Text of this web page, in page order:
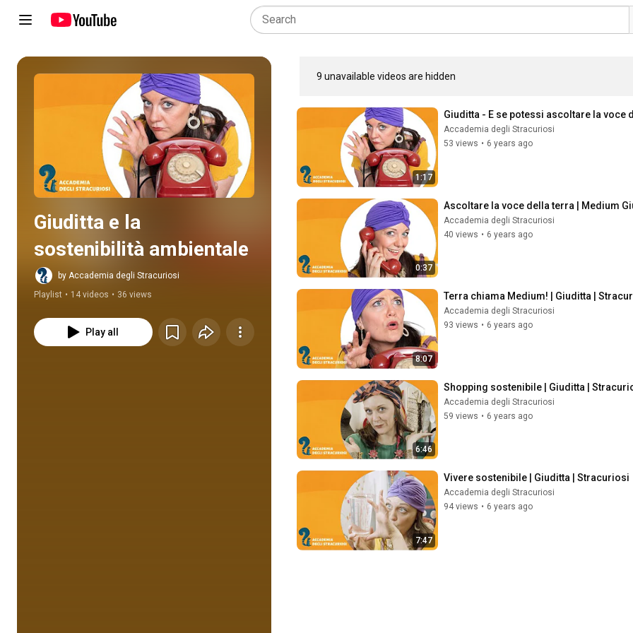
9 unavailable videos are hidden
Play all
Giuditta e la
sostenibilità ambientale
by Accademia degli Stracuriosi
Playlist • 14 videos • 36 views
Play all
1:17
Giuditta - E se potessi ascoltare la voce
Accademia degli Stracuriosi
53 views • 6 years ago
0:37
Ascoltare la voce della terra | Medium
Accademia degli Stracuriosi
40 views • 6 years ago
8:07
Terra chiama Medium! | Giuditta |
Accademia degli Stracuriosi
93 views • 6 years ago
6:46
Shopping sostenibile | Giuditta |
Accademia degli Stracuriosi
59 views • 6 years ago
7:47
Vivere sostenibile | Giuditta | Stracuriosi
Accademia degli Stracuriosi
94 views • 6 years ago